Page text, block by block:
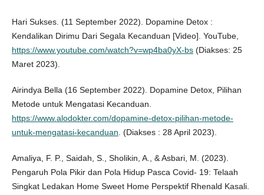
Hari Sukses. (11 September 2022). Dopamine Detox :
Kendalikan Dirimu Dari Segala Kecanduan [Video]. YouTube,
https://www.youtube.com/watch?v=wp4ba0yX-bs(Diakses: 25
Maret 2023).
Airindya Bella (16 September 2022). Dopamine Detox, Pilihan
Metode untuk Mengatasi Kecanduan.
https://www.alodokter.com/dopamine-detox-pilihan-metode-
untuk-mengatasi-kecanduan. (Diakses : 28 April 2023).
Amaliya, F. P., Saidah, S., Sholikin, A., & Asbari, M. (2023).
Pengaruh Pola Pikir dan Pola Hidup Pasca Covid- 19: Telaah
Singkat Ledakan Home Sweet Home Perspektif Rhenald Kasali.